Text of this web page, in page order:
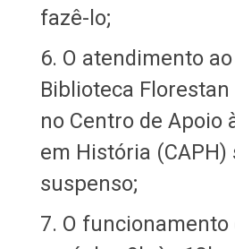
fazê-lo;
6. O atendimento
Biblioteca
no Centro de Apoio
em História (CAPH)
suspenso;
7. O